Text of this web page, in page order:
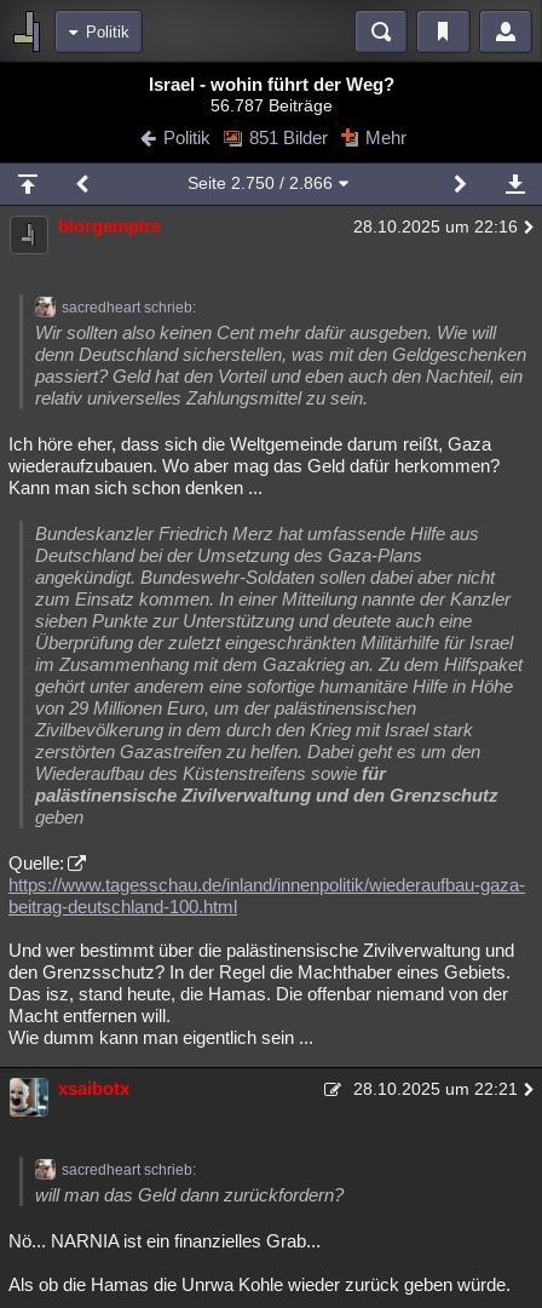
Politik
Diskussionen Blogs Videos
Chat Wiki Neuigkeiten
meine Rubriken
Menschen Wissenschaft Mystery Kriminalfälle
Natur Umfragen Unterhaltung
weitere Rubriken
Philosophie Träume Orte Esoterik
Astronomie Helpdesk Gruppen Gaming Filme
Musik Clash Verbesserungen
Übersichten
Besucht Teilgenommen Alle Neue Geschlossen
Lesenswert Schlüsselwörter
Israel - wohin führt der Weg?
56.787 Beiträge
Politik 851 Bilder Mehr
Seite 2.750/ 2.866
blorgempire 28.10.2025 um 22:16
sacredheart schrieb:
Wir sollten also keinen Cent mehr dafür ausgeben. Wie will
denn Deutschland sicherstellen, was mit den Geldgeschenken
passiert? Geld hat den Vorteil und eben auch den Nachteil, ein
relativ universelles Zahlungsmittel zu sein.
Ich höre eher, dass sich die Weltgemeinde darum reißt, Gaza
wiederaufzubauen. Wo aber mag das Geld dafür herkommen?
Kann man sich schon denken ...
Bundeskanzler Friedrich Merz hat umfassende Hilfe aus
Deutschland bei der Umsetzung des Gaza-Plans
angekündigt. Bundeswehr-Soldaten sollen dabei aber nicht
zum Einsatz kommen. In einer Mitteilung nannte der Kanzler
sieben Punkte zur Unterstützung und deutete auch eine
Überprüfung der zuletzt eingeschränkten Militärhilfe für Israel
im Zusammenhang mit dem Gazakrieg an. Zu dem Hilfspaket
gehört unter anderem eine sofortige humanitäre Hilfe in Höhe
von 29 Millionen Euro, um der palästinensischen
Zivilbevölkerung in dem durch den Krieg mit Israel stark
zerstörten Gazastreifen zu helfen. Dabei geht es um den
Wiederaufbau des Küstenstreifens sowie für
palästinensische Zivilverwaltung und den Grenzschutz
geben
Quelle:
https://www.tagesschau.de/inland/innenpolitik/wiederaufbau-gaza-
beitrag-deutschland-100.html
Und wer bestimmt über die palästinensische Zivilverwaltung und
den Grenzsschutz? In der Regel die Machthaber eines Gebiets.
Das isz, stand heute, die Hamas. Die offenbar niemand von der
Macht entfernen will.
Wie dumm kann man eigentlich sein ...
xsaibotx 28.10.2025 um 22:21
sacredheart schrieb:
will man das Geld dann zurückfordern?
Nö... NARNIA ist ein finanzielles Grab...
Als ob die Hamas die Unrwa Kohle wieder zurück geben würde.